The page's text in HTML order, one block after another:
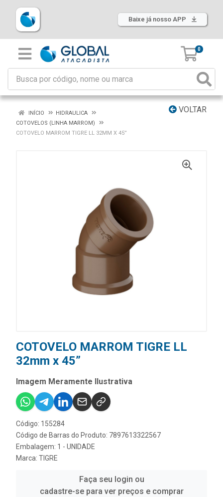
Baixe já nosso APP
0
VOLTAR
INÍCIO
HIDRAULICA
COTOVELOS (LINHA MARROM)
COTOVELO MARROM TIGRE LL 32MM X 45”
COTOVELO MARROM TIGRE LL
32mm x 45”
Imagem Meramente Ilustrativa
Código: 155284
Código de Barras do Produto: 7897613322567
Embalagem: 1 - UNIDADE
Marca: TIGRE
Faça seu login ou
cadastre-se para ver preços e comprar